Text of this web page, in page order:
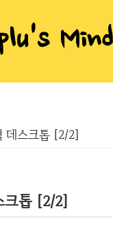
Mind
데스크톱 [2/2]
크톱 [2/2]